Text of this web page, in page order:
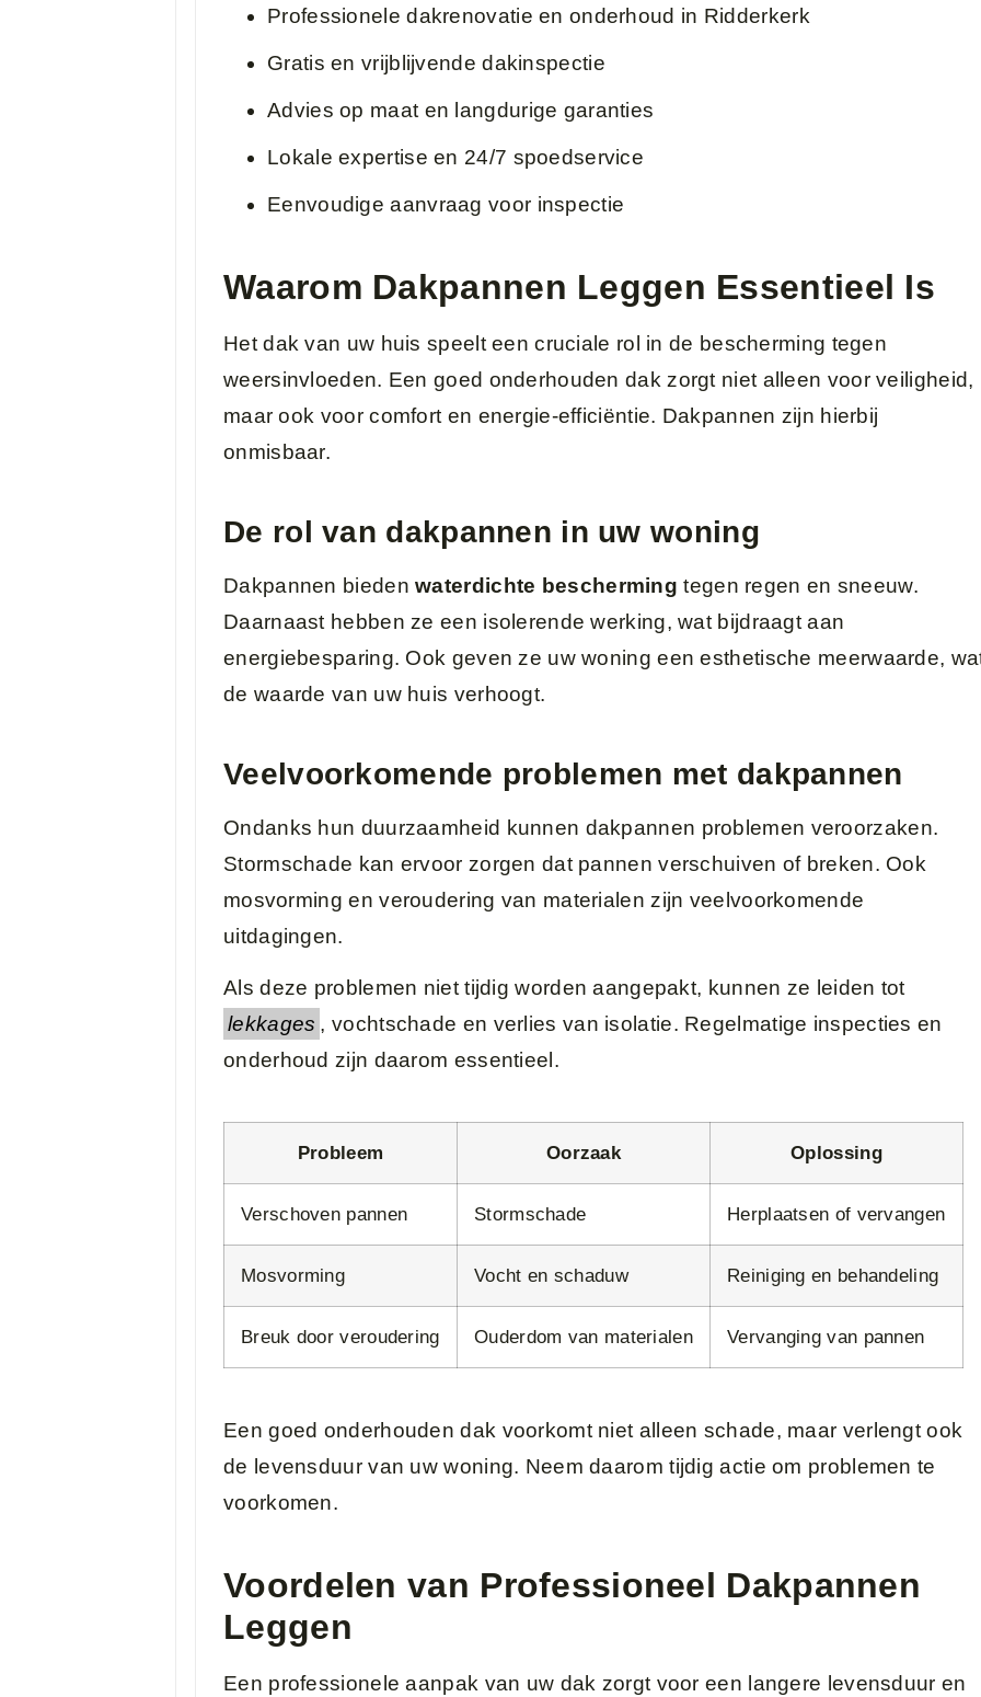
Professionele dakrenovatie en onderhoud in Ridderkerk
Gratis en vrijblijvende dakinspectie
Advies op maat en langdurige garanties
Lokale expertise en 24/7 spoedservice
Eenvoudige aanvraag voor inspectie
Waarom Dakpannen Leggen Essentieel Is
Het dak van uw huis speelt een cruciale rol in de bescherming tegen
weersinvloeden. Een goed onderhouden dak zorgt niet alleen voor veiligheid,
maar ook voor comfort en energie-efficiëntie. Dakpannen zijn hierbij
onmisbaar.
De rol van dakpannen in uw woning
Dakpannen biedenwaterdichte bescherming tegen regen en sneeuw.
Daarnaast hebben ze een isolerende werking, wat bijdraagt aan
energiebesparing. Ook geven ze uw woning een esthetische meerwaarde,
de waarde van uw huis verhoogt.
Veelvoorkomende problemen met dakpannen
Ondanks hun duurzaamheid kunnen dakpannen problemen veroorzaken.
Stormschade kan ervoor zorgen dat pannen verschuiven of breken. Ook
mosvorming en veroudering van materialen zijn veelvoorkomende
uitdagingen.
Als deze problemen niet tijdig worden aangepakt, kunnen ze leiden tot
lekkages , vochtschade en verlies van isolatie. Regelmatige inspecties en
onderhoud zijn daarom essentieel.
Probleem Oorzaak Oplossing
Verschoven pannen Stormschade Herplaatsen of vervangen
Mosvorming Vocht en schaduw Reiniging en behandeling
Breuk door veroudering Ouderdom van materialen Vervanging van pannen
Een goed onderhouden dak voorkomt niet alleen schade, maar verlengt ook
de levensduur van uw woning. Neem daarom tijdig actie om problemen te
voorkomen.
Voordelen van Professioneel Dakpannen
Leggen
Een professionele aanpak van uw dak zorgt voor een langere levensduur en